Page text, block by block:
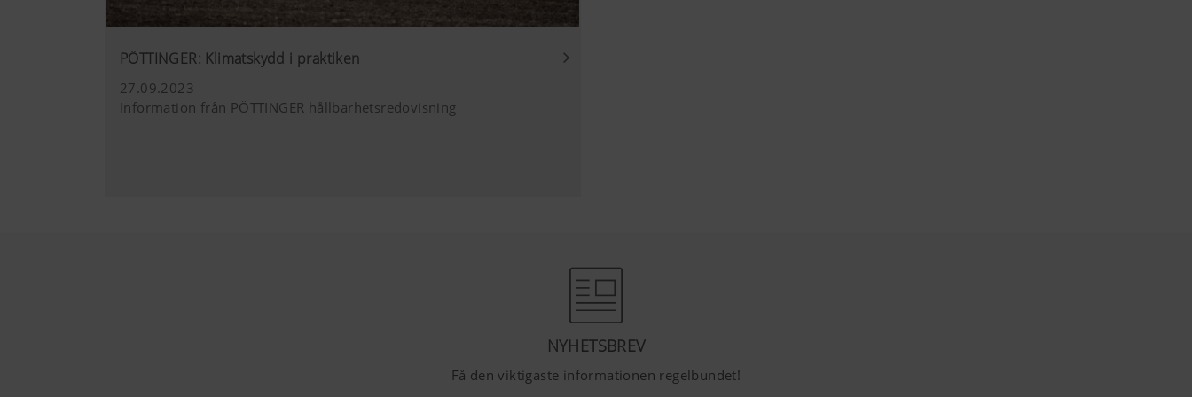
(även kakor) från några partnerföretag. Därmed skräddarsys och visas innehållet utifrån ditt användningsbeteende.
PÖTTINGER: Klimatskydd i praktiken
27.09.2023
Information från PÖTTINGER hållbarhetsredovisning
NYHETSBREV
Få den viktigaste informationen regelbundet!